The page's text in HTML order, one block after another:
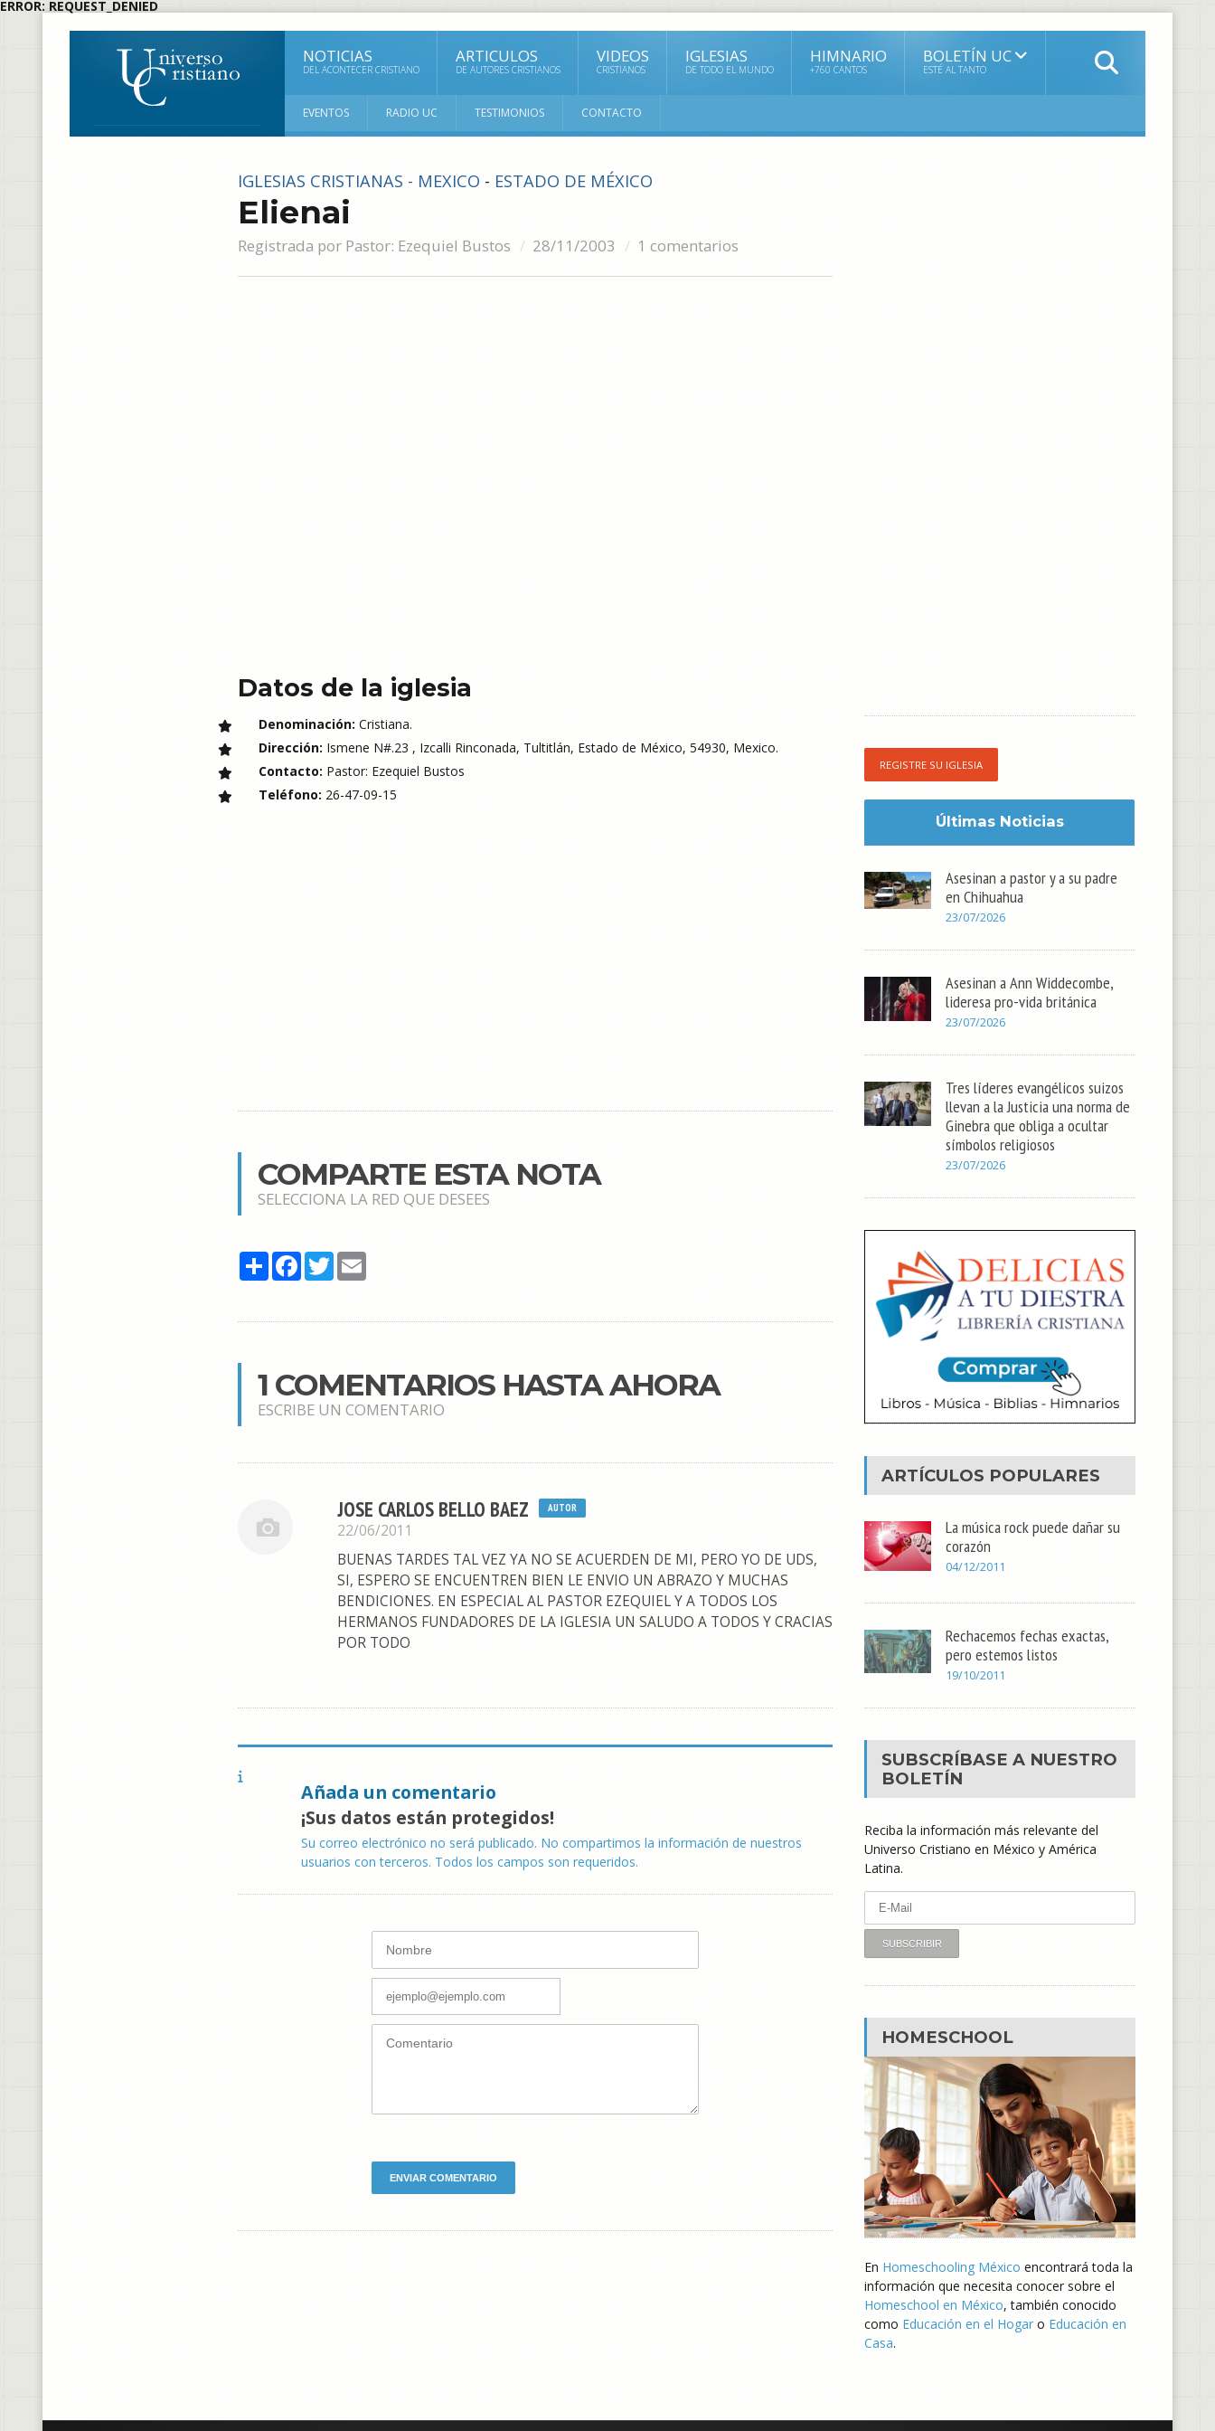
ERROR: REQUEST_DENIED
NOTICIAS
DEL ACONTECER CRISTIANO
ARTICULOS
DE AUTORES CRISTIANOS
VIDEOS
CRISTIANOS
IGLESIAS
DE TODO EL MUNDO
HIMNARIO
+760 CANTOS
BOLETÍN UC
ESTÉ AL TANTO
EVENTOS RADIO UC TESTIMONIOS CONTACTO
IGLESIAS CRISTIANAS - MEXICO - ESTADO DE MÉXICO
Elienai
Registrada por Pastor: Ezequiel Bustos 28/11/2003 1 comentarios
Datos de la iglesia
Denominación: Cristiana.
Dirección: Ismene N#.23 , Izcalli Rinconada, Tultitlán, Estado de México, 54930, Mexico.
Contacto: Pastor: Ezequiel Bustos
Teléfono: 26-47-09-15
COMPARTE ESTA NOTA
SELECCIONA LA RED QUE DESEES
ShareFacebook
TwitterEmail
1 COMENTARIOS HASTA AHORA
ESCRIBE UN COMENTARIO
JOSE CARLOS BELLO BAEZ AUTOR
22/06/2011
BUENAS TARDES TAL VEZ YA NO SE ACUERDEN DE MI, PERO YO DE UDS,
SI, ESPERO SE ENCUENTREN BIEN LE ENVIO UN ABRAZO Y MUCHAS
BENDICIONES. EN ESPECIAL AL PASTOR EZEQUIEL Y A TODOS LOS
HERMANOS FUNDADORES DE LA IGLESIA UN SALUDO A TODOS Y CRACIAS
POR TODO
Añada un comentario
¡Sus datos están protegidos!
Su correo electrónico no será publicado. No compartimos la información de nuestros
usuarios con terceros. Todos los campos son requeridos.
REGISTRE SU IGLESIA
Últimas Noticias
Asesinan a pastor y a su padre
en Chihuahua
23/07/2026
Asesinan a Ann Widdecombe,
lideresa pro-vida británica
23/07/2026
Tres líderes evangélicos suizos
llevan a la Justicia una norma de
Ginebra que obliga a ocultar
símbolos religiosos
23/07/2026
ARTÍCULOS POPULARES
La música rock puede dañar su
corazón
04/12/2011
Rechacemos fechas exactas,
pero estemos listos
19/10/2011
SUBSCRÍBASE A NUESTRO
BOLETÍN
Reciba la información más relevante del
Universo Cristiano en México y América
Latina.
HOMESCHOOL
En Homeschooling México encontrará toda la
información que necesita conocer sobre el
Homeschool en México, también conocido
como Educación en el Hogar o Educación en
Casa.